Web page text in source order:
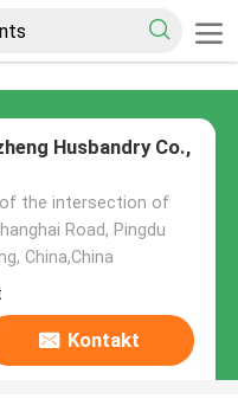
Husbandry Co.,
the intersection of
Road, Pingdu
China,China
Kontakt